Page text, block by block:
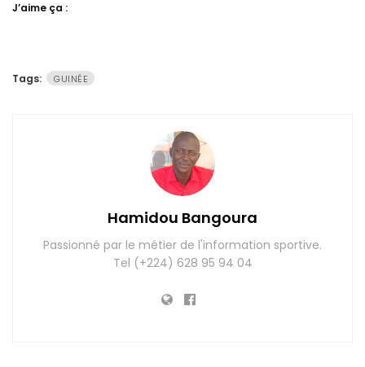
J’aime ça :
Tags: GUINÉE
Hamidou Bangoura
Passionné par le métier de l'information sportive.
Tel (+224) 628 95 94 04